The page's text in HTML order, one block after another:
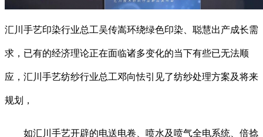
汇川手艺印染行业总工吴传嵩环绕绿色印染、聪慧出产成长需
求，已有的经济理论正在面临诸多变化的当下有些已无法顺
应，汇川手艺纺纱行业总工邓向怯引见了纺纱处理方案及将来
规划，
如汇川手艺开辟的电送电卷、喷水及喷气全电系统、倍捻